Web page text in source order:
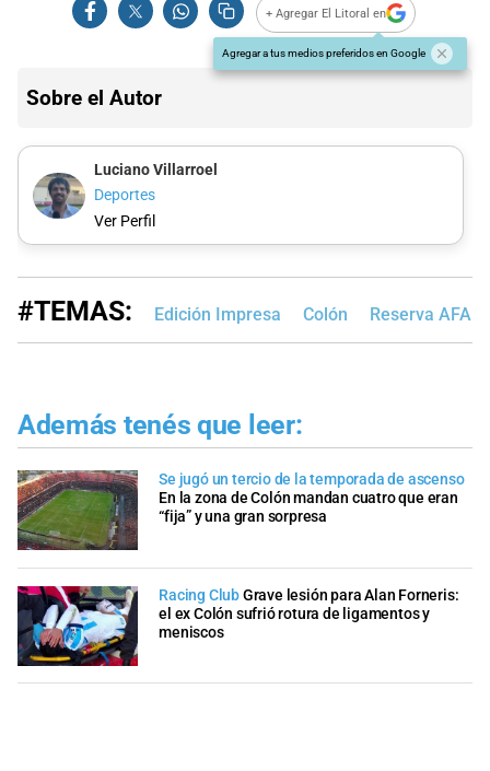
+ Agregar El Litoral en
Agregar a tus medios preferidos en Google
Sobre el Autor
Luciano Villarroel
Deportes
Ver Perfil
#TEMAS: Edición Impresa Colón Reserva AFA
Además tenés que leer:
Se jugó un tercio de la temporada de ascenso
En la zona de Colón mandan cuatro que eran
“fija” y una gran sorpresa
Racing ClubGrave lesión para Alan Forneris:
el ex Colón sufrió rotura de ligamentos y
meniscos